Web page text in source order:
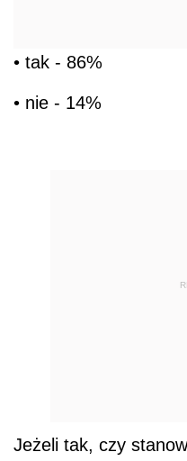
• tak - 86%
• nie - 14%
Jeżeli tak, czy